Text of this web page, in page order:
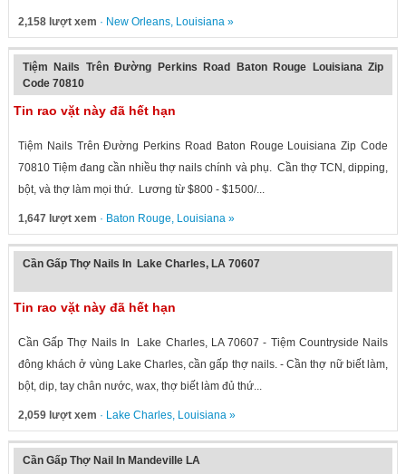
2,158 lượt xem · New Orleans, Louisiana»
Tiệm Nails Trên Đường Perkins Road Baton Rouge Louisiana Zip
Code 70810
Tin rao vặt này đã hết hạn
Tiệm Nails Trên Đường Perkins Road Baton Rouge Louisiana Zip Code
70810 Tiệm đang cần nhiều thợ nails chính và phụ. Cần thợ TCN, dipping,
bột, và thợ làm mọi thứ. Lương từ $800 - $1500/...
1,647 lượt xem · Baton Rouge, Louisiana»
Cần Gấp Thợ Nails In Lake Charles, LA 70607
Tin rao vặt này đã hết hạn
Cần Gấp Thợ Nails In Lake Charles, LA 70607 - Tiệm Countryside Nails
đông khách ở vùng Lake Charles, cần gấp thợ nails. - Cần thợ nữ biết làm,
bột, dip, tay chân nước, wax, thợ biết làm đủ thứ...
2,059 lượt xem · Lake Charles, Louisiana»
Cần Gấp Thợ Nail In Mandeville LA